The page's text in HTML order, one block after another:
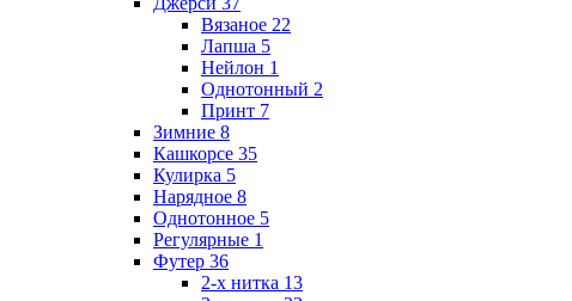
Вязаное 22
Лапша 5
Нейлон 1
Однотонный 2
Принт 7
Зимние 8
Кашкорсе 35
Кулирка 5
Нарядное 8
Однотонное 5
Регулярные 1
Футер 36
2-х нитка 13